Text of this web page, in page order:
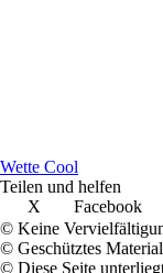
Wette Cool
Teilen und helfen
X
Facebook
© Keine
© Geschütztes
© Diese Seite